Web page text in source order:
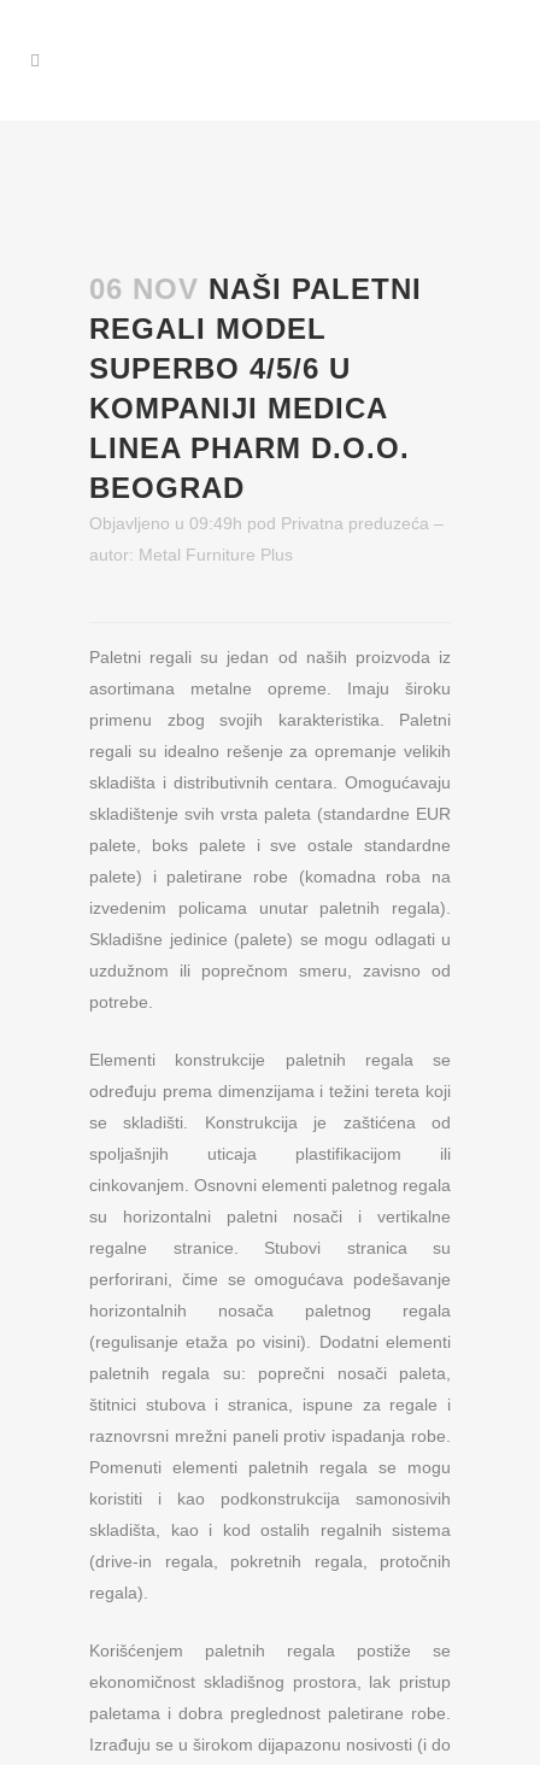
06 NOV NAŠI PALETNI
REGALI MODEL
SUPERBO 4/5/6 U
KOMPANIJI MEDICA
LINEA PHARM D.O.O.
BEOGRAD
Objavljeno u 09:49h pod Privatna preduzeća –
autor: Metal Furniture Plus
Paletni regali su jedan od naših proizvoda iz
asortimana metalne opreme. Imaju široku
primenu zbog svojih karakteristika. Paletni
regali su idealno rešenje za opremanje velikih
skladišta i distributivnih centara. Omogućavaju
skladištenje svih vrsta paleta (standardne EUR
palete, boks palete i sve ostale standardne
palete) i paletirane robe (komadna roba na
izvedenim policama unutar paletnih regala).
Skladišne jedinice (palete) se mogu odlagati u
uzdužnom ili poprečnom smeru, zavisno od
potrebe.
Elementi konstrukcije paletnih regala se
određuju prema dimenzijama i težini tereta koji
se skladišti. Konstrukcija je zaštićena od
spoljašnjih uticaja plastifikacijom ili
cinkovanjem. Osnovni elementi paletnog regala
su horizontalni paletni nosači i vertikalne
regalne stranice. Stubovi stranica su
perforirani, čime se omogućava podešavanje
horizontalnih nosača paletnog regala
(regulisanje etaža po visini). Dodatni elementi
paletnih regala su: poprečni nosači paleta,
štitnici stubova i stranica, ispune za regale i
raznovrsni mrežni paneli protiv ispadanja robe.
Pomenuti elementi paletnih regala se mogu
koristiti i kao podkonstrukcija samonosivih
skladišta, kao i kod ostalih regalnih sistema
(drive-in regala, pokretnih regala, protočnih
regala).
Korišćenjem paletnih regala postiže se
ekonomičnost skladišnog prostora, lak pristup
paletama i dobra preglednost paletirane robe.
Izrađuju se u širokom dijapazonu nosivosti (i do